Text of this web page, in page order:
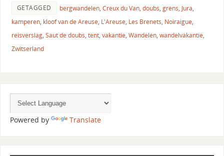
GETAGGED bergwandelen, Creux du Van, doubs, grens, Jura,
kamperen, kloof van de Areuse, L'Areuse, Les Brenets, Noiraigue,
reisverslag, Saut de doubs, tent, vakantie, Wandelen, wandelvakantie,
Zwitserland
Powered by Translate